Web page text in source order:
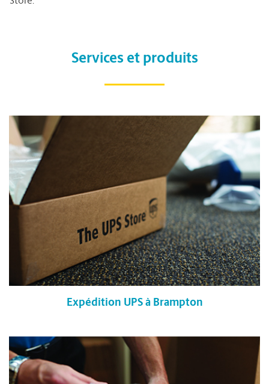
Services et produits
Expédition UPS à Brampton